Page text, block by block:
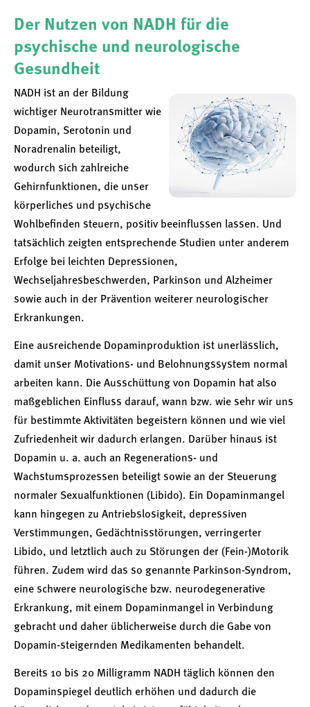
Der Nutzen von NADH für die
psychische und neurologische
Gesundheit
NADH ist an der Bildung
wichtiger Neurotransmitter wie
Dopamin, Serotonin und
Noradrenalin beteiligt,
wodurch sich zahlreiche
Gehirnfunktionen, die unser
körperliches und psychische
Wohlbefinden steuern, positiv beeinflussen lassen. Und
tatsächlich zeigten entsprechende Studien unter anderem
Erfolge bei leichten Depressionen,
Wechseljahresbeschwerden, Parkinson und Alzheimer
sowie auch in der Prävention weiterer neurologischer
Erkrankungen.
Eine ausreichende Dopaminproduktion ist unerlässlich,
damit unser Motivations- und Belohnungssystem normal
arbeiten kann. Die Ausschüttung von Dopamin hat also
maßgeblichen Einfluss darauf, wann bzw. wie sehr wir uns
für bestimmte Aktivitäten begeistern können und wie viel
Zufriedenheit wir dadurch erlangen. Darüber hinaus ist
Dopamin u. a. auch an Regenerations- und
Wachstumsprozessen beteiligt sowie an der Steuerung
normaler Sexualfunktionen (Libido). Ein Dopaminmangel
kann hingegen zu Antriebslosigkeit, depressiven
Verstimmungen, Gedächtnisstörungen, verringerter
Libido, und letztlich auch zu Störungen der (Fein-)Motorik
führen. Zudem wird das so genannte Parkinson-Syndrom,
eine schwere neurologische bzw. neurodegenerative
Erkrankung, mit einem Dopaminmangel in Verbindung
gebracht und daher üblicherweise durch die Gabe von
Dopamin-steigernden Medikamenten behandelt.
Bereits 10 bis 20 Milligramm NADH täglich können den
Dopaminspiegel deutlich erhöhen und dadurch die